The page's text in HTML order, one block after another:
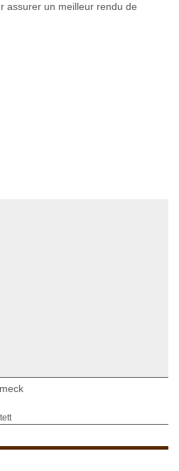
assurer un meilleur rendu de